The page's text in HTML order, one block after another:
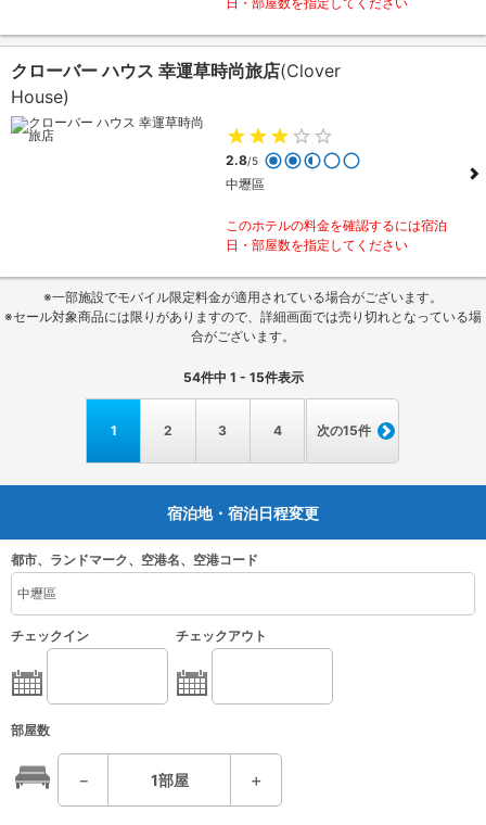
クローバー ハウス 幸運草時尚旅店(Clover
House)
2.8/5
中壢區
このホテルの料金を確認するには宿泊
日・部屋数を指定してください
※一部施設でモバイル限定料金が適用されている場合がございます。
※セール対象商品には限りがありますので、詳細画面では売り切れとなっている場
合がございます。
54件中 1 - 15件表示
1 2 3 4 次の15件
宿泊地・宿泊日程変更
都市、ランドマーク、空港名、空港コード
チェックイン チェックアウト
部屋数
－ 1部屋 ＋